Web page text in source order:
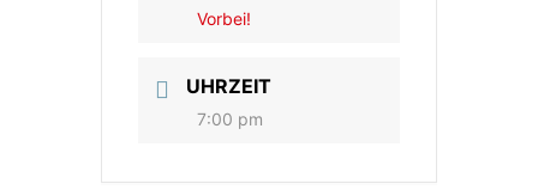
Vorbei!
UHRZEIT
7:00 pm